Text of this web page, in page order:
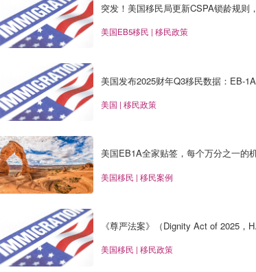
突发！美国移民局更新CSPA锁龄规则
美国EB5移民 | 移民政策
美国发布2025财年Q3移民数据：EB-
美国 | 移民政策
美国EB1A全家贴签，每个万分之一的
美国移民 | 移民案例
《尊严法案》（Dignity Act of 2025，
美国移民 | 移民政策